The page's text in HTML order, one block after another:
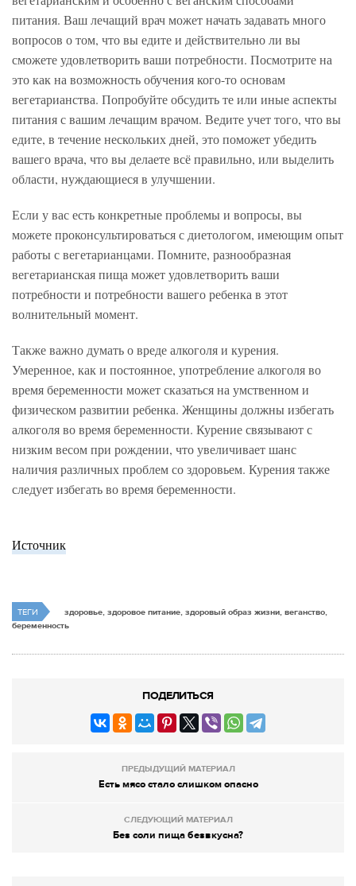
питания. Ваш лечащий врач может начать задавать много
вопросов о том, что вы едите и действительно ли вы
сможете удовлетворить ваши потребности. Посмотрите на
это как на возможность обучения кого-то основам
вегетарианства. Попробуйте обсудить те или иные аспекты
питания с вашим лечащим врачом. Ведите учет того, что вы
едите, в течение нескольких дней, это поможет убедить
вашего врача, что вы делаете всё правильно, или выделить
области, нуждающиеся в улучшении.
Если у вас есть конкретные проблемы и вопросы, вы
можете проконсультироваться с диетологом, имеющим опыт
работы с вегетарианцами. Помните, разнообразная
вегетарианская пища может удовлетворить ваши
потребности и потребности вашего ребенка в этот
волнительный момент.
Также важно думать о вреде алкоголя и курения.
Умеренное, как и постоянное, употребление алкоголя во
время беременности может сказаться на умственном и
физическом развитии ребенка. Женщины должны избегать
алкоголя во время беременности. Курение связывают с
низким весом при рождении, что увеличивает шанс
наличия различных проблем со здоровьем. Курения также
следует избегать во время беременности.
Источник
ТЕГИ
здоровье, здоровое питание, здоровый образ жизни, веганство,
беременность
ПОДЕЛИТЬСЯ
ПРЕДЫДУЩИЙ МАТЕРИАЛ
Есть мясо стало слишком опасно
СЛЕДУЮЩИЙ МАТЕРИАЛ
Без соли пища безвкусна?